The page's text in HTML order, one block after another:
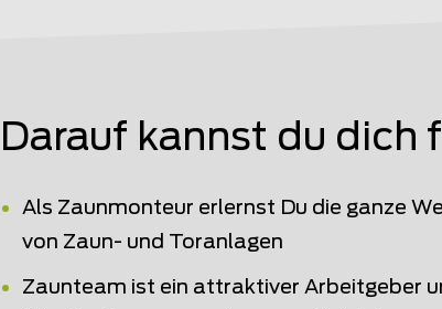
Darauf kannst du dich
Als Zaunmonteur erlernst Du die ganze
von Zaun- und Toranlagen
Zaunteam ist ein attraktiver Arbeitgeber